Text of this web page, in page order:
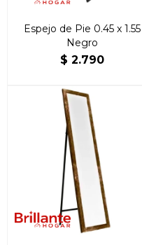
Espejo de Pie 0.45 x 1.55
Negro
$ 2.790